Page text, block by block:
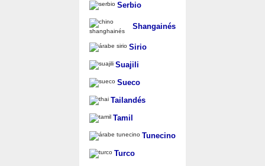
Serbio
Shangainés
Sirio
Suajili
Sueco
Tailandés
Tamil
Tunecino
Turco